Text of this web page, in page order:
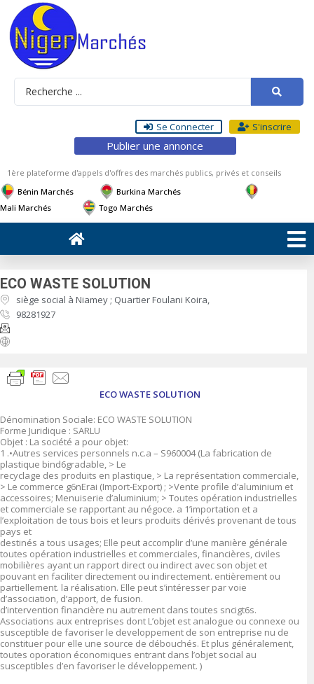
Se Connecter S'inscrire
Publier une annonce
1ère plateforme d'appels d'offres des marchés publics, privés et conseils
Bénin Marchés
Burkina Marchés
Mali Marchés
Togo Marchés
ECO WASTE SOLUTION
siège social à Niamey ; Quartier Foulani Koira,
98281927
ECO WASTE SOLUTION
Dénomination Sociale: ECO WASTE SOLUTION
Forme Juridique : SARLU
Objet : La société a pour objet:
1 .•Autres services personnels n.c.a – S960004 (La fabrication de
plastique bind6gradable, > Le
recyclage des produits en plastique, > La représentation commerciale,
> Le commerce g6nErai (Import-Export) ; >Vente profile d’aluminium et
accessoires; Menuiserie d’aluminium; > Toutes opération industrielles
et commerciale se rapportant au négoce. a 1’importation et a
l’exploitation de tous bois et leurs produits dérivés provenant de tous
pays et
destinés a tous usages; Elle peut accomplir d’une manière générale
toutes opération industrielles et commerciales, financières, civiles
mobilières ayant un rapport direct ou indirect avec son objet et
pouvant en faciliter directement ou indirectement. entièrement ou
partiellement. la réalisation. Elle peut s’intéresser par voie
d’association, d’apport, de fusion.
d’intervention financière nu autrement dans toutes sncigt6s.
Associations aux entreprises dont L’objet est analogue ou connexe ou
susceptible de favoriser le developpement de son entreprise nu de
constituer pour elle une source de débouchés. Et plus généralement,
toutes oporation économiques entrant dans l’objet social au
susceptibles d’en favoriser le développement. )